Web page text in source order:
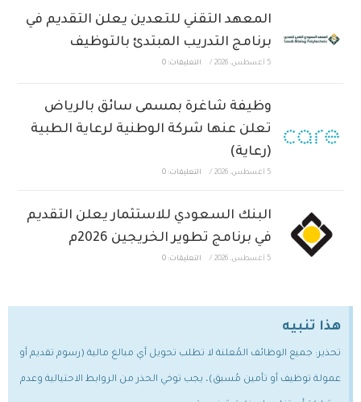
المعهد التقني للتعدين يعلن التقديم في
برنامج التدريب المبتدئ بالتوظيف
5 أغسطس، 2026 / التعليقات: 0
وظيفة شاغرة بمسمى سائق بالرياض
تعلن عنها شركة الوطنية لرعاية الطبية
(رعاية)
5 أغسطس، 2026 / التعليقات: 0
البنك السعودي للاستثمار يعلن التقديم
في برنامج تطوير الخريجين 2026م
5 أغسطس، 2026 / التعليقات: 0
هذا تنبيه
تحذير: جميع الوظائف المُعلنة لا تطلب تحويل أي مبالغ مالية (رسوم تقديم أو
عمولة توظيف أو تأمين مُسبق)، يجب توخي الحذر من الروابط الاحتيالية وعدم